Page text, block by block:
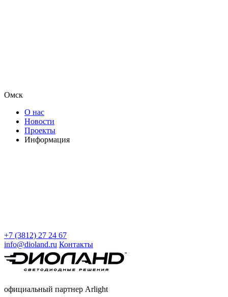
Омск
О нас
Новости
Проекты
Информация
+7 (3812) 27 24 67
info@dioland.ru Контакты
официальный партнер Arlight